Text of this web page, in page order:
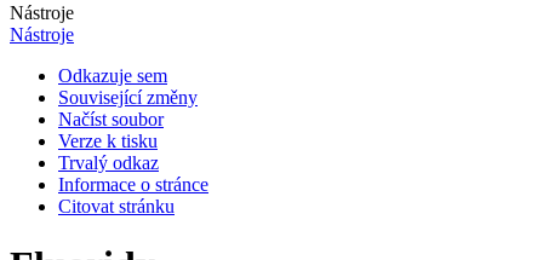
Nástroje
Nástroje
Odkazuje sem
Související změny
Načíst soubor
Verze k tisku
Trvalý odkaz
Informace o stránce
Citovat stránku